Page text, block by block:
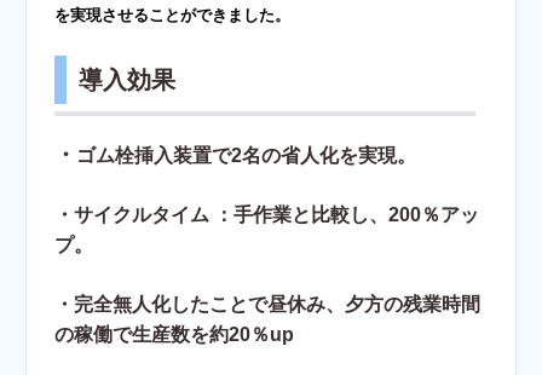
を実現させることができました。
導入効果
・ ゴム栓挿入装置で2名の省人化を実現。
・サイクルタイム ：手作業と比較し、200％アッ
プ。
・完全無人化したことで昼休み、夕方の残業時間
の稼働で生産数を約20％up